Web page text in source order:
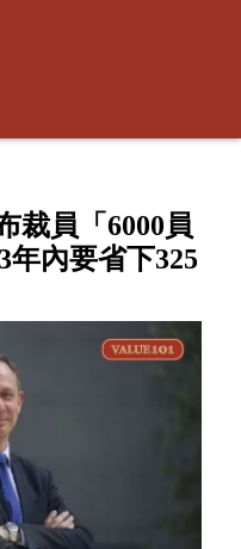
裁員「6000員
年內要省下325